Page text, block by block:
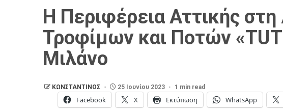
Η Περιφέρεια Αττικής
Τροφίμων και Ποτών
Μιλάνο
ΚΩΝΣΤΑΝΤΙΝΟΣ 25 Ιουνίου 2023 1 min read
Facebook X Εκτύπωση WhatsApp